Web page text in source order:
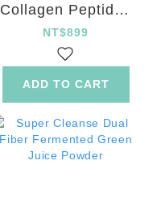
Collagen Peptides
Drink
NT$899
ADD TO CART